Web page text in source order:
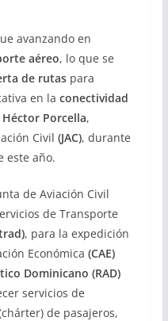
avanzando en
aéreo, lo que se
de rutaspara
en la conectividad
Héctor Porcella,
Civil (JAC), durante
este año.
de Aviación Civil
de Transporte
, para la expedición
Económica (CAE)
Dominicano (RAD)
servicios de
de pasajeros,